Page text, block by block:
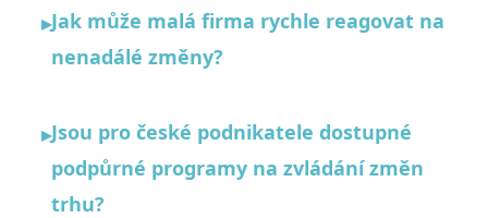
▸Jak může malá firma rychle reagovat na
nenadálé změny?
▸Jsou pro české podnikatele dostupné
podpůrné programy na zvládání změn
trhu?